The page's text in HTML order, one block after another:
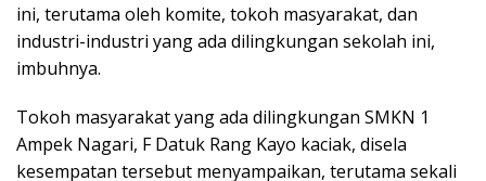
ini, terutama oleh komite, tokoh masyarakat, dan
industri-industri yang ada dilingkungan sekolah ini,
imbuhnya.
Tokoh masyarakat yang ada dilingkungan SMKN 1
Ampek Nagari, F Datuk Rang Kayo kaciak, disela
kesempatan tersebut menyampaikan, terutama sekali